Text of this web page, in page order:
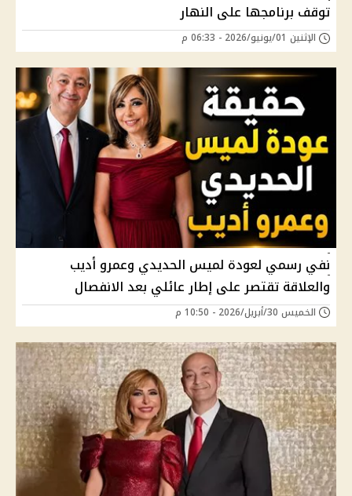
توقف برنامجها على النهار
الإثنين 01/يونيو/2026 - 06:33 م
نفي رسمي لعودة لميس الحديدي وعمرو أديب
والعلاقة تقتصر على إطار عائلي بعد الانفصال
الخميس 30/أبريل/2026 - 10:50 م